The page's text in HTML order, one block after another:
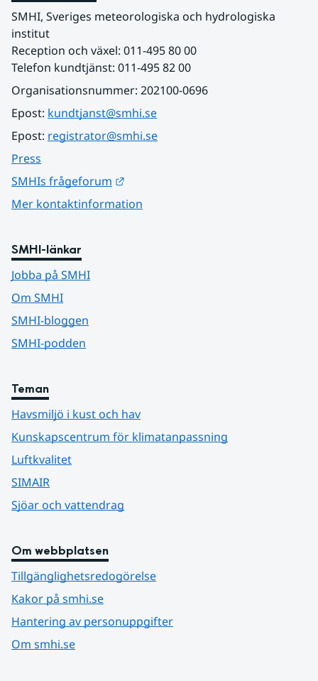
SMHI, Sveriges meteorologiska och hydrologiska
institut
Reception och växel: 011-495 80 00
Telefon kundtjänst: 011-495 82 00
Organisationsnummer: 202100-0696
Epost: kundtjanst@smhi.se
Epost: registrator@smhi.se
Press
SMHIs frågeforum
Mer kontaktinformation
SMHI-länkar
Jobba på SMHI
Om SMHI
SMHI-bloggen
SMHI-podden
Teman
Havsmiljö i kust och hav
Kunskapscentrum för klimatanpassning
Luftkvalitet
SIMAIR
Sjöar och vattendrag
Om webbplatsen
Tillgänglighetsredogörelse
Kakor på smhi.se
Hantering av personuppgifter
Om smhi.se